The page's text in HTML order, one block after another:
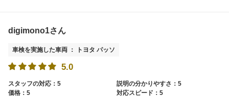
digimono1さん
車検を実施した車両 ： トヨタ パッソ
5.0
スタッフの対応：5
説明の分かりやすさ：5
価格：5
対応スピード：5